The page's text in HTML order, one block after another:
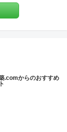
.comからのおすすめ